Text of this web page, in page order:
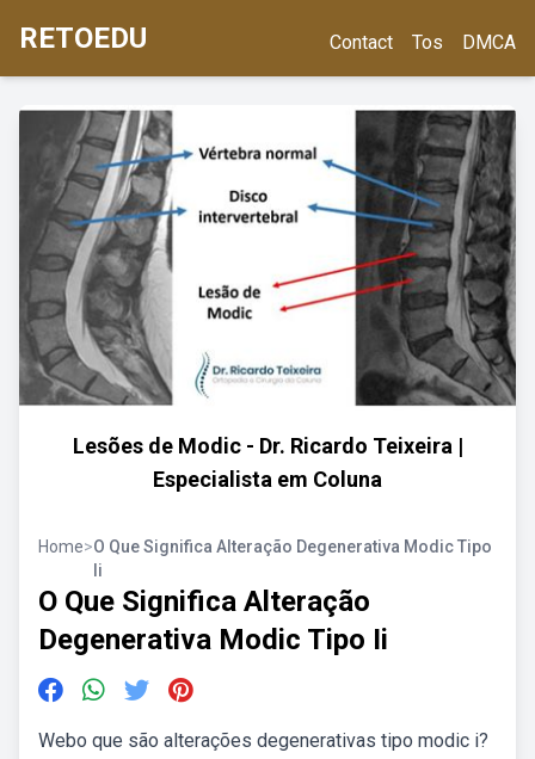
RETOEDU Contact Tos DMCA
Lesões de Modic - Dr. Ricardo Teixeira |
Especialista em Coluna
Home>O Que Significa Alteração Degenerativa Modic Tipo
Ii
O Que Significa Alteração
Degenerativa Modic Tipo Ii
Webo que são alterações degenerativas tipo modic i?